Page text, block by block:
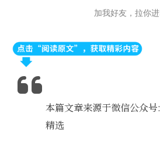
加我好友，拉你
本篇文章来源于微信公众
精选